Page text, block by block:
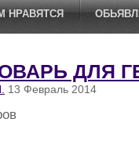
НРАВЯТСЯ
ДЛЯ
13 Февраль 2014